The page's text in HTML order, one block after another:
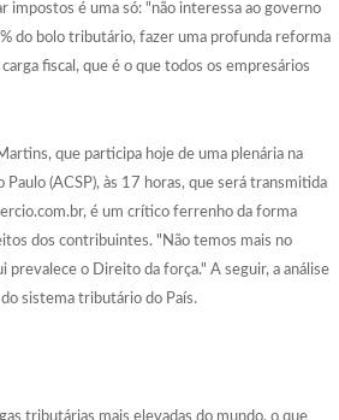
impostos é uma só: "não interessa ao governo
do bolo tributário, fazer uma profunda reforma
fiscal, que é o que todos os empresários
que participa hoje de uma plenária na
Paulo (ACSP), às 17 horas, que será transmitida
é um crítico ferrenho da forma
dos contribuintes. "Não temos mais no
prevalece o Direito da força." A seguir, a análise
sistema tributário do País.